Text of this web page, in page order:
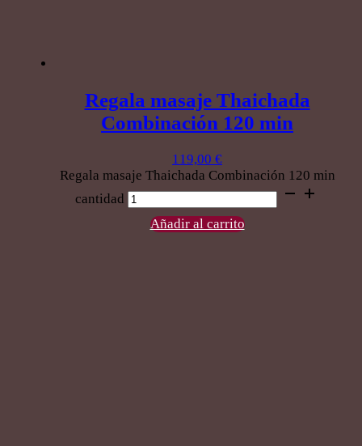
Regala masaje Thaichada
Combinación 120 min
119,00 €
Regala masaje Thaichada Combinación 120 min
cantidad
Añadir al carrito